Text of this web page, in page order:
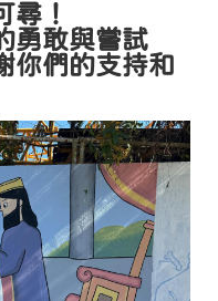
尋！
勇敢與嘗試
你們的支持和